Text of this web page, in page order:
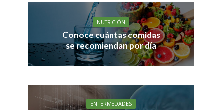
NUTRICIÓN
Conoce cuántas comidas
se recomiendan por día
ENFERMEDADES